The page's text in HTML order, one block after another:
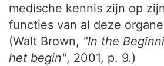
medische kennis zijn op
functies van al deze
(Walt Brown, "In the
het begin", 2001, p. 9.)